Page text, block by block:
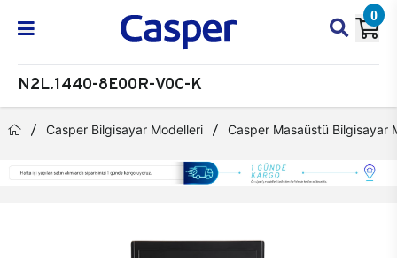
0
N2L.1440-8E00R-V0C-K
Casper Bilgisayar Modelleri Casper Masaüstü Bilgisayar